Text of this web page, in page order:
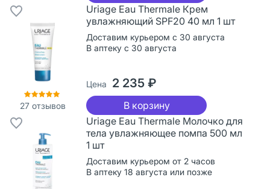
27 отзывов
Uriage Eau Thermale Крем
увлажняющий SPF20 40 мл 1 шт
Доставим курьером с 30 августа
В аптеку с 30 августа
Цена 2 235 ₽
В корзину
Uriage Eau Thermale Молочко для
тела увлажняющее помпа 500 мл
1 шт
Доставим курьером от 2 часов
В аптеку 18 августа или позже